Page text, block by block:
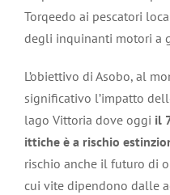
Torqeedo ai pescatori
degli inquinanti motori a
L’obiettivo di Asobo, al
significativo l’impatto
lago Vittoria dove oggi il
ittiche è a rischio
rischio anche il futuro di
cui vite dipendono dalle